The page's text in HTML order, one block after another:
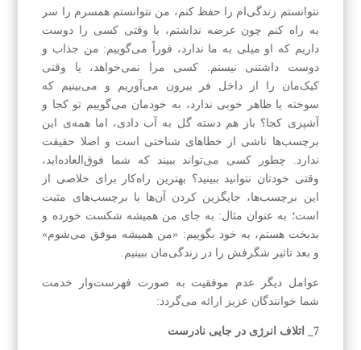
نتوانستم زندگی‌ام را حفظ کنم، من نتوانستم همسرم را سر
به راه کنم چون عرضه نداشتم، یا وقتی کسی را دوست
داریم که او میلی به ما ندارد، فوراً می‌گوییم: من جذاب و
دوست داشتنی نیستم. کسی مرا نمی‌خواهد، یا وقتی
کیک‌مان را از داخل فر بیرون می‌آوریم و می‌بینیم که
سوخته یا ظاهر خوبی ندارد، به خودمان می‌گوییم تو کجا و
آشپزی کجا؟ باز هم دسته گل به آب دادی، اما همه‌ی این
برچسب‌ها ناشی از خطاهای شناختی است و اصلا حقیقت
ندارد. چطور کسی می‌تواند ببیند که شما فوق‌العاده‌اید،
وقتی خودتان نتوانید ببینید؟ بهترین راه‌کار برای خلاصی از
این برچسب‌ها، جایگزین کردن آن‌ها با برچسب‌های مثبت
است؛ به عنوان مثال: به جای من همیشه شکست خورده و
بدبخت هستم، به خود بگوییم: «من همیشه موفق می‌شوم»
و بعد تاثیر شگرفش را در زندگی‌مان ببینیم.
عوامل دیگر عدم موفقیت به صورت فهرست‌وار خدمت
شما خوانندگان عزیز ارائه می‌گردد:
7_ اتلاف انرژی در جایی نادرست